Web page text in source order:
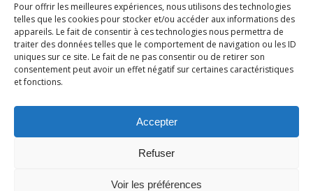
Pour offrir les meilleures expériences, nous utilisons des technologies
telles que les cookies pour stocker et/ou accéder aux informations des
appareils. Le fait de consentir à ces technologies nous permettra de
traiter des données telles que le comportement de navigation ou les ID
uniques sur ce site. Le fait de ne pas consentir ou de retirer son
consentement peut avoir un effet négatif sur certaines caractéristiques
et fonctions.
Accepter
Refuser
Voir les préférences
L’adresse pour les soins sur rendez-vous
3bis Rue de Lorraine – 53200 Fromentières
06 33 09 01 21